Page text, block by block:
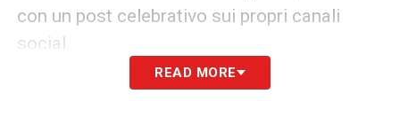
con un post celebrativo sui propri canali
social.
READ MORE